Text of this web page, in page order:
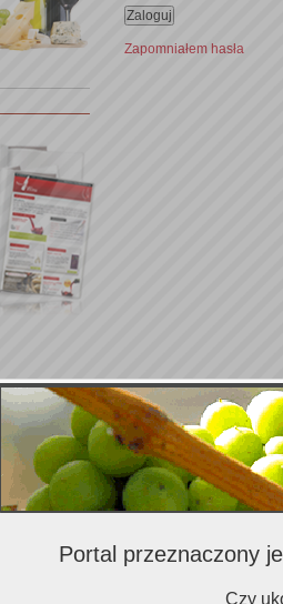
Zapomniałem hasła
Portal przeznaczony
Czy